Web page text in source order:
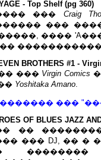
- Top Shelf (pg 360)
��� Craig
���
����
BROTHERS #1 -
��� Virgin Comics
Yoshitaka Amano.
���
OF BLUES JAZZ
��
��� DJ, �� �